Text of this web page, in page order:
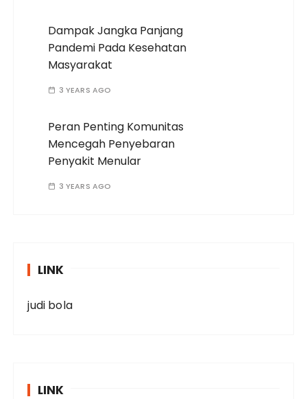
Dampak Jangka Panjang
Pandemi Pada Kesehatan
Masyarakat
3 YEARS AGO
Peran Penting Komunitas
Mencegah Penyebaran
Penyakit Menular
3 YEARS AGO
LINK
judi bola
LINK